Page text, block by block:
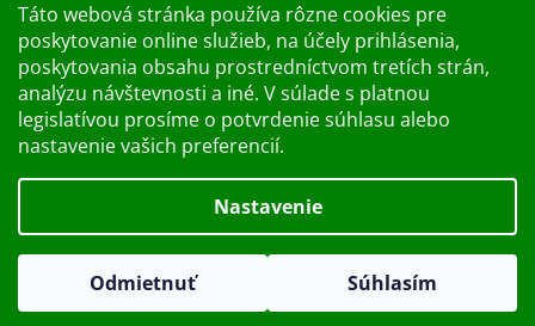
Táto webová stránka používa rôzne cookies pre
poskytovanie online služieb, na účely prihlásenia,
poskytovania obsahu prostredníctvom tretích strán,
analýzu návštevnosti a iné. V súlade s platnou
legislatívou prosíme o potvrdenie súhlasu alebo
nastavenie vašich preferencií.
Nastavenie
Odmietnuť Súhlasím
Dobry deň Chceme Vás informovať, že predajňa bude zatvorená
v piatok 7.8.2026. Ďakujeme za pochopenie S pozdravom
Nákupný košík
0KS / 0 €
Kupelnashop.sk
Upraviť nastavenie cookies